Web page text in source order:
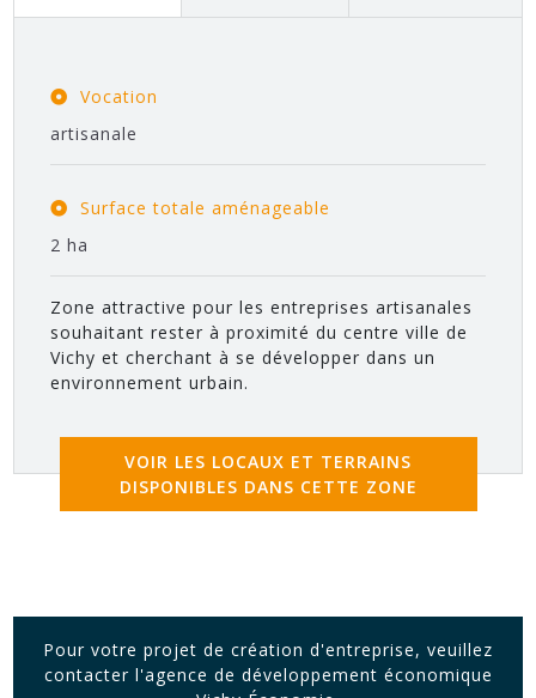
Vocation
artisanale
Surface totale aménageable
2 ha
Zone attractive pour les entreprises artisanales
souhaitant rester à proximité du centre ville de
Vichy et cherchant à se développer dans un
environnement urbain.
VOIR LES LOCAUX ET TERRAINS
DISPONIBLES DANS CETTE ZONE
Pour votre projet de création d'entreprise, veuillez
contacter l'agence de développement économique